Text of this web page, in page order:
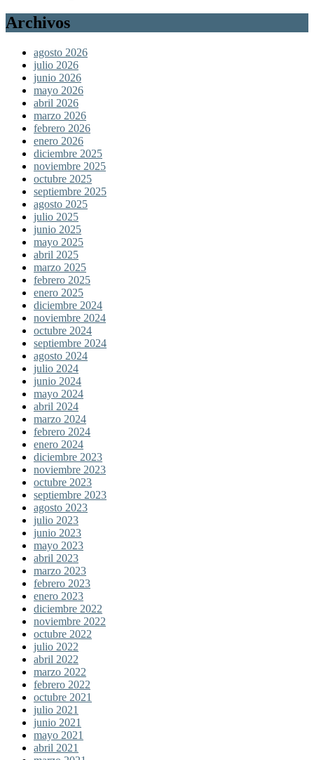
Archivos
agosto 2026
julio 2026
junio 2026
mayo 2026
abril 2026
marzo 2026
febrero 2026
enero 2026
diciembre 2025
noviembre 2025
octubre 2025
septiembre 2025
agosto 2025
julio 2025
junio 2025
mayo 2025
abril 2025
marzo 2025
febrero 2025
enero 2025
diciembre 2024
noviembre 2024
octubre 2024
septiembre 2024
agosto 2024
julio 2024
junio 2024
mayo 2024
abril 2024
marzo 2024
febrero 2024
enero 2024
diciembre 2023
noviembre 2023
octubre 2023
septiembre 2023
agosto 2023
julio 2023
junio 2023
mayo 2023
abril 2023
marzo 2023
febrero 2023
enero 2023
diciembre 2022
noviembre 2022
octubre 2022
julio 2022
abril 2022
marzo 2022
febrero 2022
octubre 2021
julio 2021
junio 2021
mayo 2021
abril 2021